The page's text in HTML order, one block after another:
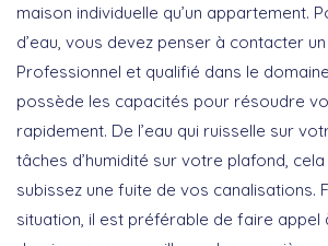
maison individuelle qu’un appartement.
d’eau, vous devez penser à contacter
Professionnel et qualifié dans le
possède les capacités pour résoudre
rapidement. De l’eau qui ruisselle sur
tâches d’humidité sur votre plafond,
subissez une fuite de vos canalisations.
situation, il est préférable de faire appel